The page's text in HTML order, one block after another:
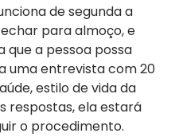
de segunda a
para almoço, e
que a pessoa possa
uma entrevista com 20
estilo de vida da
respostas, ela estará
o procedimento.